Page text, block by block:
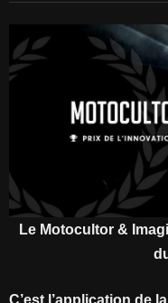
Le Motocultor &
C’est l’application de